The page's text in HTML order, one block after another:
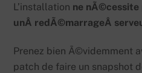
L’installation ne nÃ©cessite
unÂ redÃ©marrageÂ
Prenez bien Ã©videmment
patch de faire un snapshot